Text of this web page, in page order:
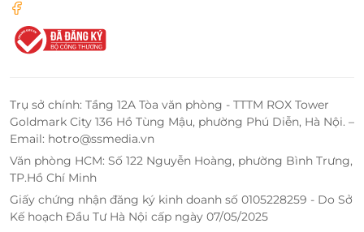
Hướng dẫn làm trực tiếp với sản phẩm của học viên,
bán nhiều đơn hàng nhất với chi phí thâp nhất, ra
Trụ sở chính: Tầng 12A Tòa văn phòng - TTTM ROX Tower
Goldmark City 136 Hồ Tùng Mậu, phường Phú Diễn, Hà Nội. –
Email: hotro@ssmedia.vn
Văn phòng HCM: Số 122 Nguyễn Hoàng, phường Bình Trưng,
TP.Hồ Chí Minh
Giấy chứng nhận đăng ký kinh doanh số 0105228259 - Do Sở
Kế hoạch Đầu Tư Hà Nội cấp ngày 07/05/2025